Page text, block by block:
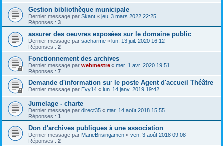
Gestion bibliothèque municipale
Dernier message par Skant « jeu. 3 mars 2022 22:25
Réponses : 3
assurer des oeuvres exposées sur le domaine public
Dernier message par sacharme « lun. 13 juil. 2020 16:12
Réponses : 2
Fonctionnement des archives
Dernier message par webmestre « mer. 1 avr. 2020 19:51
Réponses : 7
Demande d'information sur le poste Agent d'accueil Théâtre
Dernier message par Evy14 « lun. 14 janv. 2019 19:42
Jumelage - charte
Dernier message par direct35 « mar. 14 août 2018 15:55
Réponses : 1
Don d'archives publiques à une association
Dernier message par MarieBrisingamen « ven. 3 août 2018 09:08
Réponses : 2